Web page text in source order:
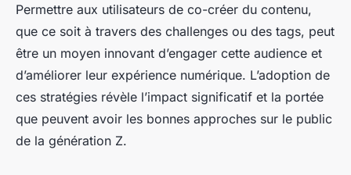
Permettre aux utilisateurs de co-créer du contenu,
que ce soit à travers des challenges ou des tags, peut
être un moyen innovant d’engager cette audience et
d’améliorer leur expérience numérique. L’adoption de
ces stratégies révèle l’impact significatif et la portée
que peuvent avoir les bonnes approches sur le public
de la génération Z.